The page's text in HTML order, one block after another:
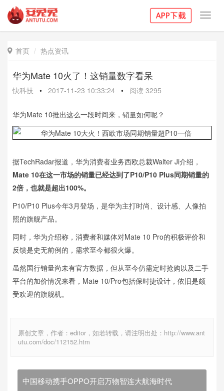
 首页 热点资讯
华为Mate 10火了！这销量数字看呆
快科技 • 2017-11-23 10:33:24 • 阅读 3295
华为Mate 10推出这么一段时间来，销量如何呢？
据TechRadar报道，华为消费者业务西欧总裁Walter Ji介绍，
Mate 10在这一市场的销量已经达到了P10/P10 Plus同期销量的
2倍，也就是超出100%。
P10/P10 Plus今年3月登场，是华为主打时尚、设计感、人像拍
照的旗舰产品。
同时，华为介绍称，消费者和媒体对Mate 10 Pro的积极评价和
反馈是史无前例的，需求至今都很火爆。
虽然国行销量尚未有官方数据，但从至今仍需定时抢购以及二手
平台的加价情况来看，Mate 10/Pro包括保时捷设计，依旧是颇
受欢迎的旗舰机。
原创文章，作者：editor，如若转载，请注明出处：http://www.ant
utu.com/doc/112152.htm
中国移动携手OPPO开启万物智连大航海时代